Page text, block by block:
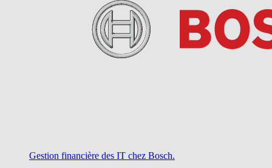
Gestion financière des IT chez Bosch.